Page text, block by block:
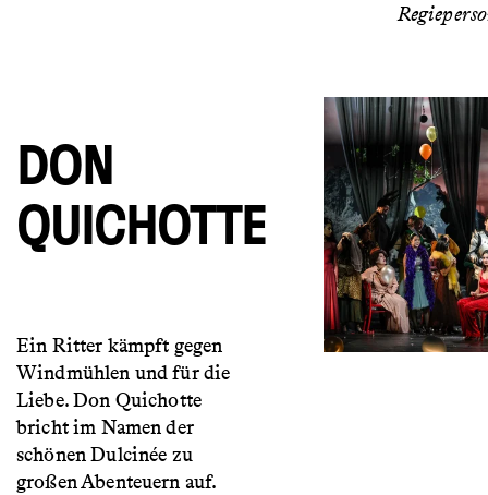
DON
QUICHOTTE
Ein Ritter kämpft gegen
Windmühlen und für die
Liebe. Don Quichotte
bricht im Namen der
schönen Dulcinée zu
großen Abenteuern auf.